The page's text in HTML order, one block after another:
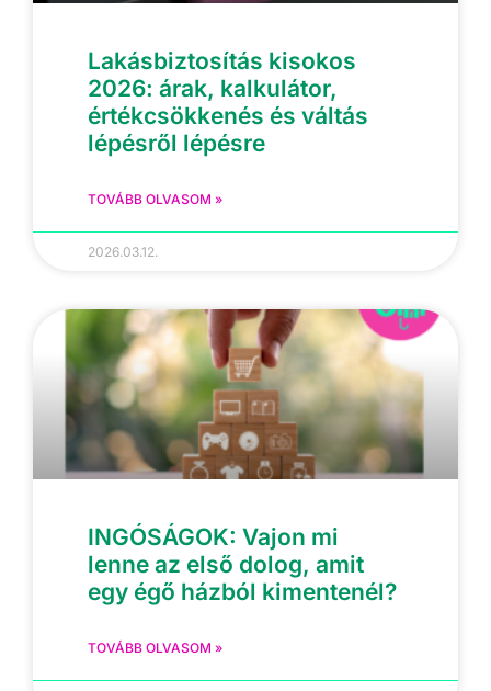
Lakásbiztosítás kisokos
2026: árak, kalkulátor,
értékcsökkenés és váltás
lépésről lépésre
TOVÁBB OLVASOM »
2026.03.12.
INGÓSÁGOK: Vajon mi
lenne az első dolog, amit
egy égő házból kimentenél?
TOVÁBB OLVASOM »